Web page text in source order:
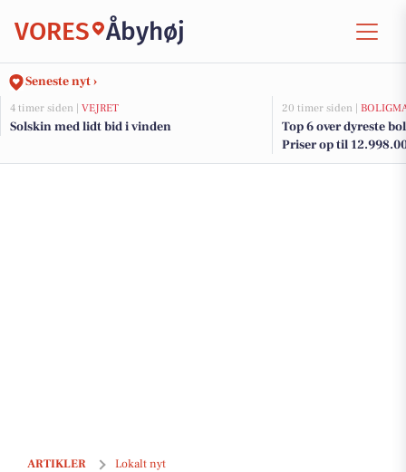
VORES Åbyhøj
Seneste nyt ›
4 timer siden | VEJRET
Solskin med lidt bid i vinden
20 timer siden |
Top 6 over dyreste
Priser op til
ARTIKLER Lokalt nyt
Aarhus Kommune investerer stort i folkeskoler med ny millionplan